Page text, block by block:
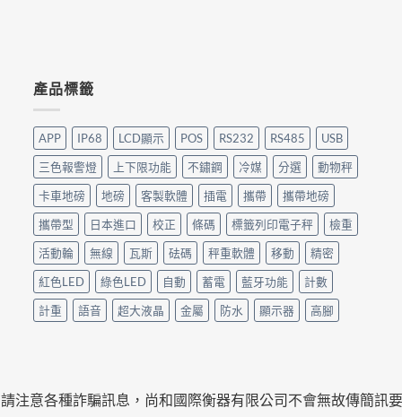
產品標籤
APP IP68 LCD顯示 POS RS232 RS485
USB
三色報警燈
上下限功能 不鏽鋼 冷媒 分選
動物秤
卡車地磅
地磅 客製軟體 插電 攜帶
攜帶地磅
攜帶型
日本進口 校正 條碼 標籤列印電子秤
檢重
活動輪
無線 瓦斯 砝碼 秤重軟體 移動
精密
紅色LED
綠色LED 自動 蓄電 藍牙功能
計數
計重
語音 超大液晶 金屬 防水 顯示器 高腳
各種詐騙訊息，尚和國際衡器有限公司不會無故傳簡訊要求